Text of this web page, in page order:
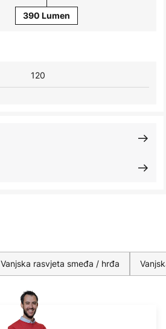
390 Lumen
120
Vanjska rasvjeta smeđa / hrđa